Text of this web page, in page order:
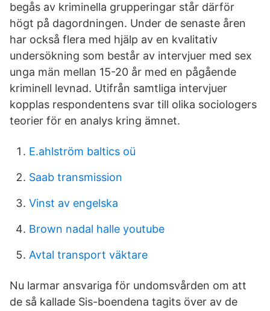
begås av kriminella grupperingar står därför
högt på dagordningen. Under de senaste åren
har också flera med hjälp av en kvalitativ
undersökning som består av intervjuer med sex
unga män mellan 15-20 år med en pågående
kriminell levnad. Utifrån samtliga intervjuer
kopplas respondentens svar till olika sociologers
teorier för en analys kring ämnet.
E.ahlström baltics oü
Saab transmission
Vinst av engelska
Brown nadal halle youtube
Avtal transport väktare
Nu larmar ansvariga för undomsvården om att
de så kallade Sis-boendena tagits över av de